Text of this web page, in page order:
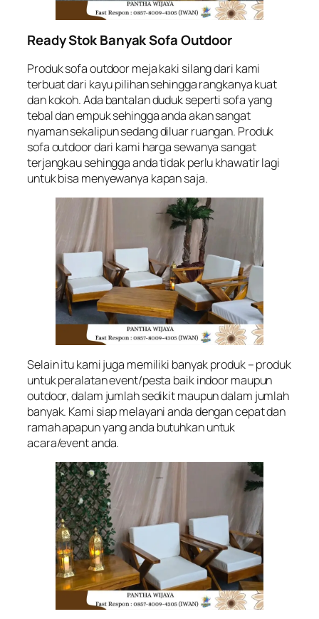
Ready Stok Banyak Sofa Outdoor
Produk sofa outdoor meja kaki silang dari kami
terbuat dari kayu pilihan sehingga rangkanya kuat
dan kokoh. Ada bantalan duduk seperti sofa yang
tebal dan empuk sehingga anda akan sangat
nyaman sekalipun sedang diluar ruangan. Produk
sofa outdoor dari kami harga sewanya sangat
terjangkau sehingga anda tidak perlu khawatir lagi
untuk bisa menyewanya kapan saja.
Selain itu kami juga memiliki banyak produk – produk
untuk peralatan event/pesta baik indoor maupun
outdoor, dalam jumlah sedikit maupun dalam jumlah
banyak. Kami siap melayani anda dengan cepat dan
ramah apapun yang anda butuhkan untuk
acara/event anda.